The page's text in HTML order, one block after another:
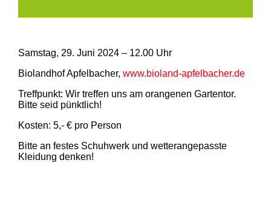
Samstag, 29. Juni 2024 – 12.00 Uhr
Biolandhof Apfelbacher, www.bioland-apfelbacher.de
Treffpunkt: Wir treffen uns am orangenen Gartentor.
Bitte seid pünktlich!
Kosten: 5,- € pro Person
Bitte an festes Schuhwerk und wetterangepasste
Kleidung denken!